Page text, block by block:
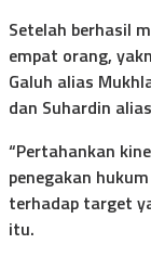
Setelah berhasil
empat orang,
Galuh alias
dan Suhardin
“Pertahankan
penegakan
terhadap target
itu.